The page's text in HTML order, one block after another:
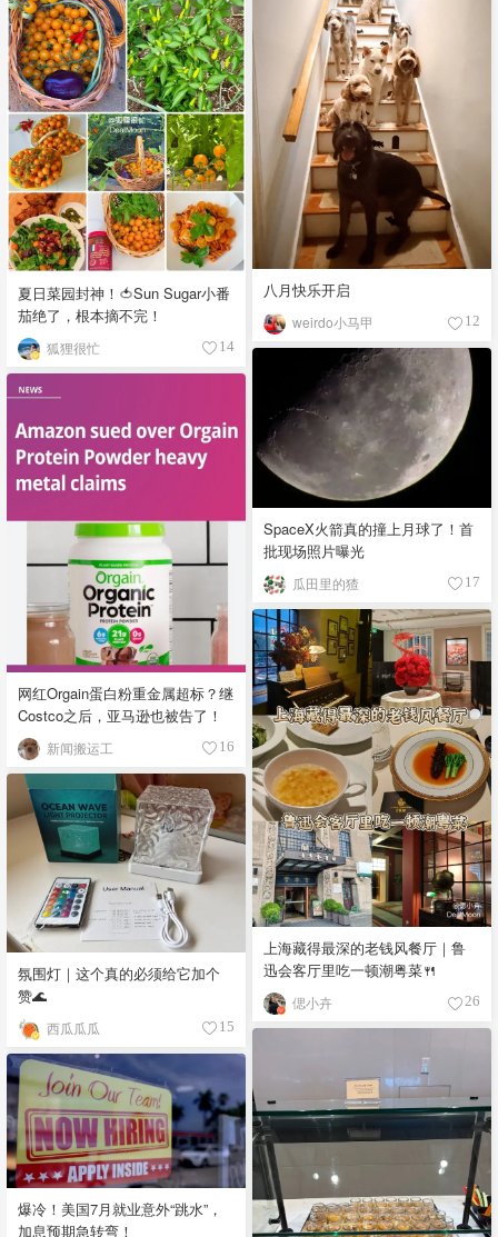
八月快乐开启
weirdo小马甲 12
夏日菜园封神！🍅Sun Sugar小番
茄绝了，根本摘不完！
狐狸很忙 14
SpaceX火箭真的撞上月球了！首
批现场照片曝光
瓜田里的猹 17
网红Orgain蛋白粉重金属超标？继
Costco之后，亚马逊也被告了！
新闻搬运工 16
上海藏得最深的老钱风餐厅｜鲁
迅会客厅里吃一顿潮粤菜🍴
偲小卉 26
氛围灯｜这个真的必须给它加个
赞🌊
西瓜瓜瓜 15
爆冷！美国7月就业意外“跳水”，
加息预期急转弯！